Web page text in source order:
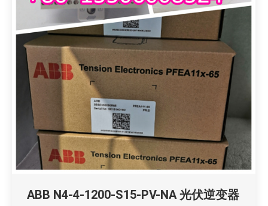
ABB N4-4-1200-S15-PV-NA 光伏逆变器